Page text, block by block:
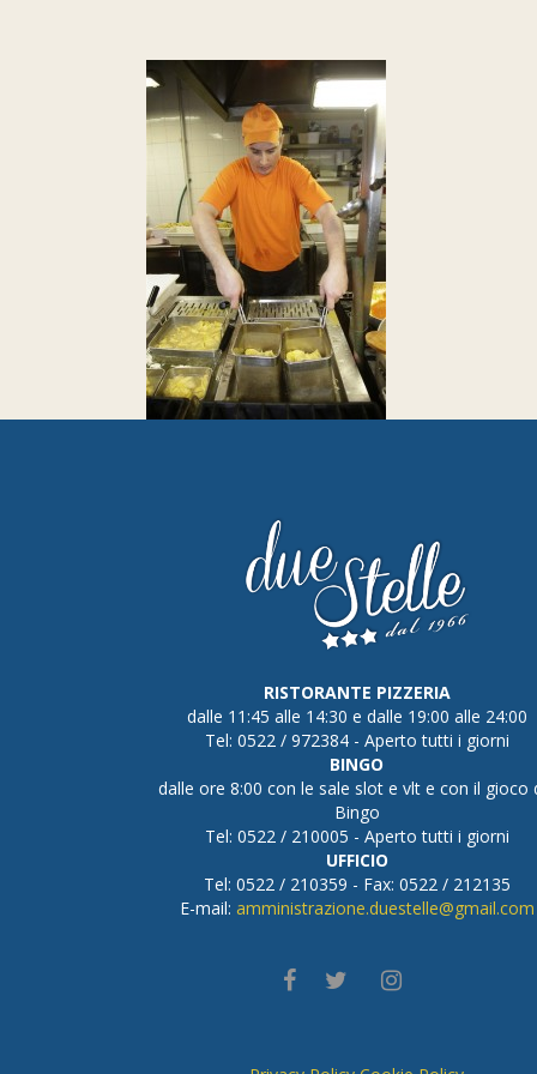
RISTORANTE PIZZERIA
dalle 11:45 alle 14:30 e dalle 19:00 alle 24:00
Tel: 0522 / 972384 - Aperto tutti i giorni
BINGO
dalle ore 8:00 con le sale slot e vlt e con il gioco
Bingo
Tel: 0522 / 210005 - Aperto tutti i giorni
UFFICIO
Tel: 0522 / 210359 - Fax: 0522 / 212135
E-mail: amministrazione.duestelle@gmail.com